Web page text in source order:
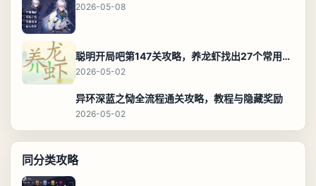
2026-05-08
聪明开局吧第147关攻略，养龙虾找出27个常用字通关答案
2026-05-02
异环深蓝之恸全流程通关攻略，教程与隐藏奖励
2026-05-02
同分类攻略